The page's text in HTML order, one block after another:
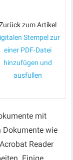
zum Artikel
Stempel zur
einer PDF-Datei
hinzufügen und
ausfüllen
mit
Dokumente wie
Reader